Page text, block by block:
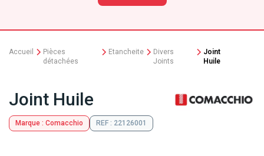
Accueil
Pièces
détachées
Etancheite
Divers
Joints
Joint
Huile
Joint Huile
Marque : Comacchio REF : 22126001